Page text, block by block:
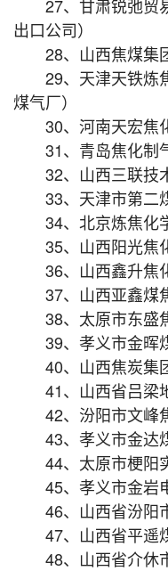
27、甘肃锐弛贸
出口公司）
28、山西焦煤集
29、天津天铁炼
煤气厂）
30、河南天宏焦
31、青岛焦化制
32、山西三联技
33、天津市第二
34、北京炼焦化
35、山西阳光焦
36、山西鑫升焦
37、山西亚鑫煤
38、太原市东盛
39、孝义市金晖
40、山西焦炭集
41、山西省吕梁
42、汾阳市文峰
43、孝义市金达
44、太原市梗阳
45、孝义市金岩
46、山西省汾阳
47、山西省平遥
48、山西省介休